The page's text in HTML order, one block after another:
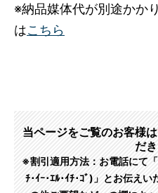
※納品媒体代が別途かか
はこちら
当ページをご覧のお客様は
だ
※割引適用方法：お電話にて
ﾁ･ｲｰ･ｴﾙ･ｲﾁ･ｺﾞ)」とお伝え